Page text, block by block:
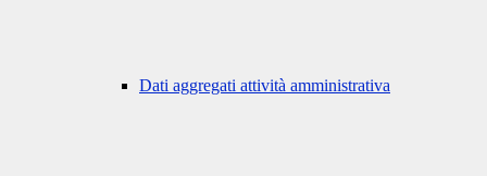
Dati aggregati attività amministrativa